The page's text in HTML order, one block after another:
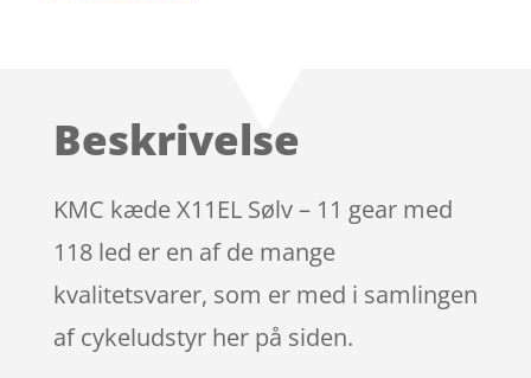
Beskrivelse
KMC kæde X11EL Sølv – 11 gear med
118 led er en af de mange
kvalitetsvarer, som er med i samlingen
af cykeludstyr her på siden.